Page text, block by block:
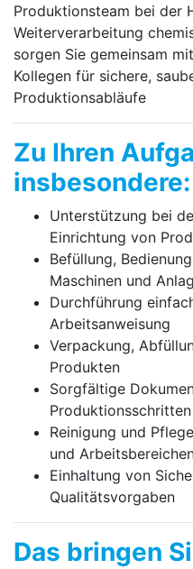
Produktionsteam bei der
Weiterverarbeitung
sorgen Sie gemeinsam
Kollegen für sichere,
Produktionsabläufe
Zu Ihren
insbesondere:
Unterstützung bei
Einrichtung von
Befüllung,
Maschinen und
Durchführung
Arbeitsanweisung
Verpackung,
Produkten
Sorgfältige
Produktionsschritten
Reinigung und
und
Einhaltung von
Qualitätsvorgaben
Das bringen